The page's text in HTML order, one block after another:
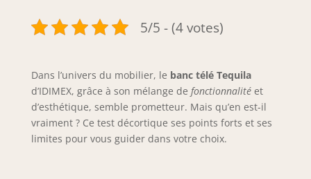
5/5 - (4 votes)
Dans l’univers du mobilier, le banc télé Tequila
d’IDIMEX, grâce à son mélange de fonctionnalitéet
d’esthétique, semble prometteur. Mais qu’en est-il
vraiment ? Ce test décortique ses points forts et ses
limites pour vous guider dans votre choix.